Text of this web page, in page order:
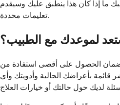
ما إذا كان هذا ينطبق عليك وسيقدم
تعليمات محددة.
لموعدك مع الطبيب؟
الحصول على أقصى استفادة من
بأعراضك الحالية وأدويتك وأي